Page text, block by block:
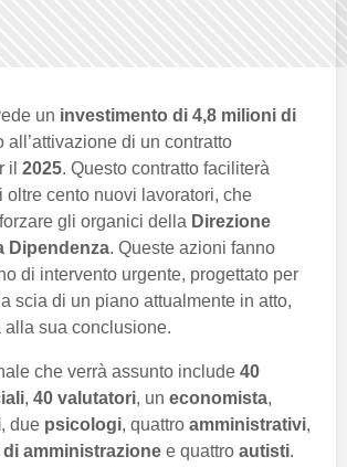
un investimento di 4,8 milioni di
all’attivazione di un contratto
il 2025. Questo contratto faciliterà
oltre cento nuovi lavoratori, che
gli organici della Direzione
Dipendenza. Queste azioni fanno
di intervento urgente, progettato per
scia di un piano attualmente in atto,
sua conclusione.
che verrà assunto include 40
, 40 valutatori, un economista,
, due psicologi, quattro amministrativi,
amministrazione e quattro autisti.